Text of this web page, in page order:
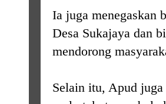
Ia juga menegaskan
Desa Sukajaya dan
mendorong
Selain itu, Apud juga